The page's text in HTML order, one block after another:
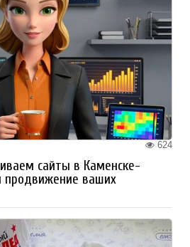
624
сайты в Каменске-
продвижение ваших